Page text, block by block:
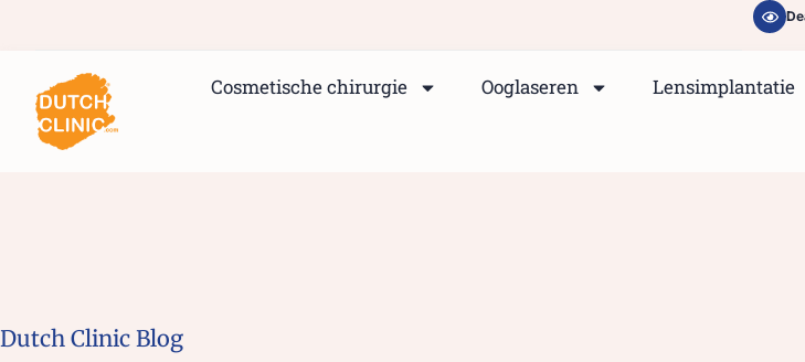
Cosmetische chirurgie Ooglaseren Lensimplantatie
Dutch Clinic Blog